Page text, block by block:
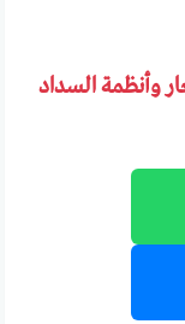
وأنظمة السداد